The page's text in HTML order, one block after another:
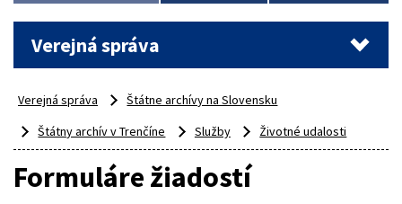
Verejná správa
Verejná správa
Štátne archívy na Slovensku
Štátny archív v Trenčíne
Služby Životné udalosti
Formuláre žiadostí